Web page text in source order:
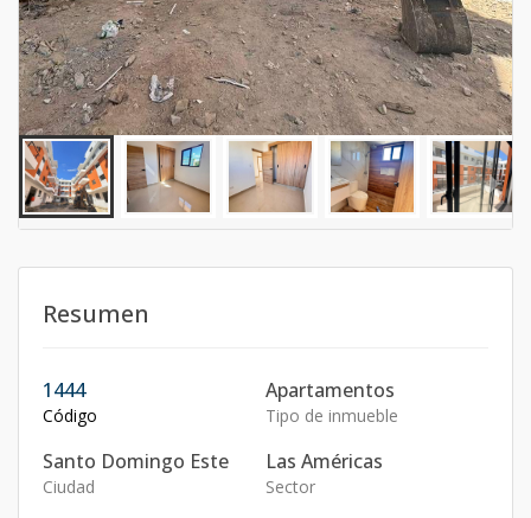
Resumen
1444
Código
Apartamentos
Tipo de inmueble
Santo Domingo Este
Ciudad
Las Américas
Sector